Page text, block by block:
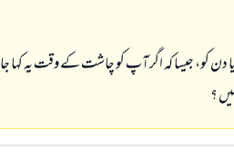
دن كو، جيسا كہ اگر آپ كو چاشت كے وقت يہ كہا
؟